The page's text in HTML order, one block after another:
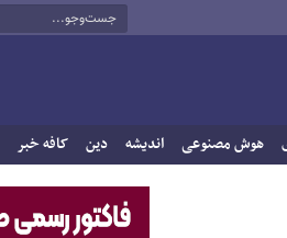
هوش مصنوعی اندیشه دین کافه خبر